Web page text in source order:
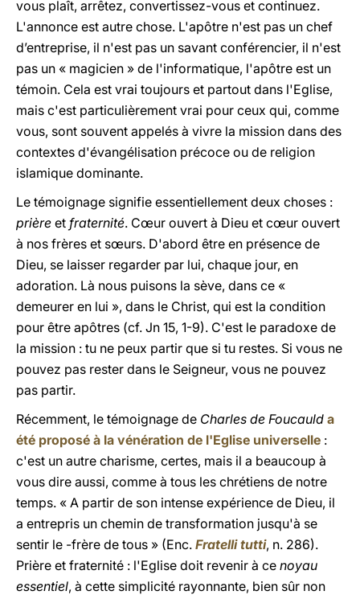
vous plaît, arrêtez, convertissez-vous et continuez.
L'annonce est autre chose. L'apôtre n'est pas un chef
d’entreprise, il n'est pas un savant conférencier, il n'est
pas un « magicien » de l'informatique, l'apôtre est un
témoin. Cela est vrai toujours et partout dans l'Eglise,
mais c'est particulièrement vrai pour ceux qui, comme
vous, sont souvent appelés à vivre la mission dans des
contextes d'évangélisation précoce ou de religion
islamique dominante.
Le témoignage signifie essentiellement deux choses :
prière et fraternité. Cœur ouvert à Dieu et cœur ouvert
à nos frères et sœurs. D'abord être en présence de
Dieu, se laisser regarder par lui, chaque jour, en
adoration. Là nous puisons la sève, dans ce «
demeurer en lui », dans le Christ, qui est la condition
pour être apôtres (cf. Jn 15, 1-9). C'est le paradoxe de
la mission : tu ne peux partir que si tu restes. Si vous ne
pouvez pas rester dans le Seigneur, vous ne pouvez
pas partir.
Récemment, le témoignage de Charles de Foucauld a
été proposé à la vénération de l'Eglise universelle :
c'est un autre charisme, certes, mais il a beaucoup à
vous dire aussi, comme à tous les chrétiens de notre
temps. « A partir de son intense expérience de Dieu, il
a entrepris un chemin de transformation jusqu'à se
sentir le -frère de tous » (Enc. Fratelli tutti, n. 286).
Prière et fraternité : l'Eglise doit revenir à ce noyau
essentiel, à cette simplicité rayonnante, bien sûr non